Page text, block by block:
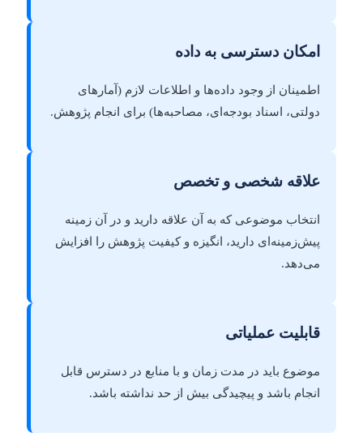
امکان دسترسی به داده
اطمینان از وجود داده‌ها و اطلاعات لازم (آمارهای
دولتی، اسناد بودجه‌ای، مصاحبه‌ها) برای انجام پژوهش.
علاقه شخصی و تخصص
انتخاب موضوعی که به آن علاقه دارید و در آن زمینه
پیش‌زمینه‌ای دارید، انگیزه و کیفیت پژوهش را افزایش
می‌دهد.
قابلیت عملیاتی
موضوع باید در مدت زمان و با منابع در دسترس قابل
انجام باشد و پیچیدگی بیش از حد نداشته باشد.